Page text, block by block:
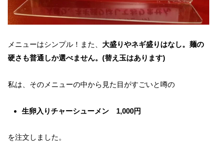
メニューはシンプル！また、 大盛りやネギ盛りはなし。麺の
硬さも普通しか選べません。(替え玉はあります)
私は、そのメニューの中から見た目がすごいと噂の
生卵入りチャーシューメン 1,000円
を注文しました。